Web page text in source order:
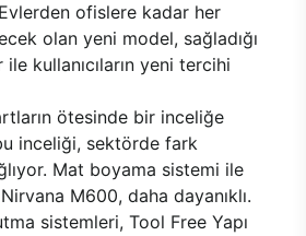
ofislere kadar her
olan yeni model, sağladığı
kullanıcıların yeni tercihi
ötesinde bir inceliğe
inceliği, sektörde fark
Mat boyama sistemi ile
M600, daha dayanıklı.
sistemleri, Tool Free Yapı